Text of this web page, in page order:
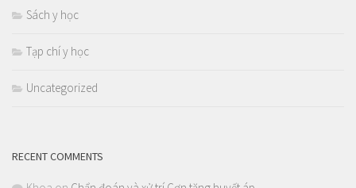
Sách y học
Tạp chí y học
Uncategorized
RECENT COMMENTS